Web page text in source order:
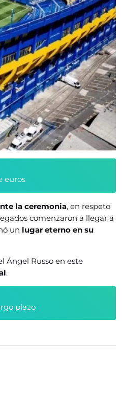
euros
la ceremonia, en respeto
comenzaron a llegar a
un lugar eterno en su
Ángel Russo en este
.
plazo